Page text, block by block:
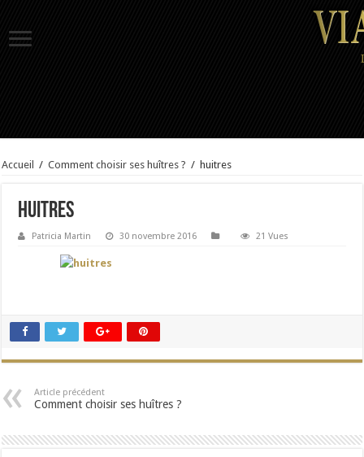
Accueil / Comment choisir ses huîtres ? / huitres
huitres
Patricia Martin 30 novembre 2016 21 Vues
Article précédent
Comment choisir ses huîtres ?